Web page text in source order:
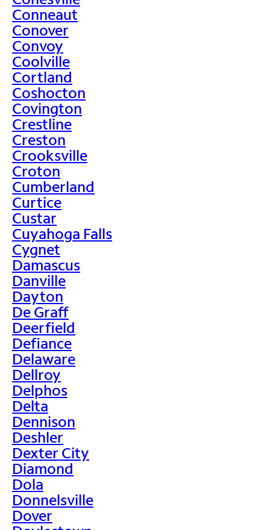
Conneaut
Conover
Convoy
Coolville
Cortland
Coshocton
Covington
Crestline
Creston
Crooksville
Croton
Cumberland
Curtice
Custar
Cuyahoga Falls
Cygnet
Damascus
Danville
Dayton
De Graff
Deerfield
Defiance
Delaware
Dellroy
Delphos
Delta
Dennison
Deshler
Dexter City
Diamond
Dola
Donnelsville
Dover